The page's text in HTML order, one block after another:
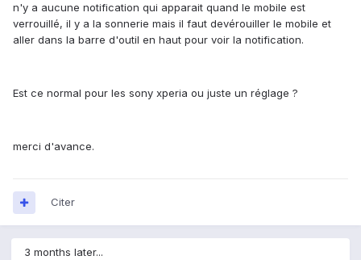
n'y a aucune notification qui apparait quand le mobile est
verrouillé, il y a la sonnerie mais il faut devérouiller le mobile et
aller dans la barre d'outil en haut pour voir la notification.
Est ce normal pour les sony xperia ou juste un réglage ?
merci d'avance.
Citer
3 months later...